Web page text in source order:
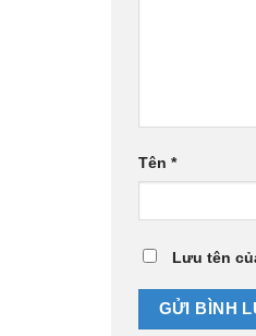
Tên *
Lưu tên